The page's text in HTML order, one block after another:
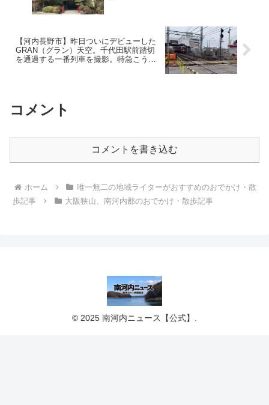
【河内長野市】昨日ついにデビューした
GRAN（グラン）天空。千代田駅前踏切
を通過する一番列車を撮影。特急こうや
コメント
コメントを書き込む
ホーム
唯一無二の地域ライターがおすすめのおでかけ・散
歩記事
大阪狭山、南河内郡のおでかけ・散歩記事
© 2025 南河内ニュース【公式】.